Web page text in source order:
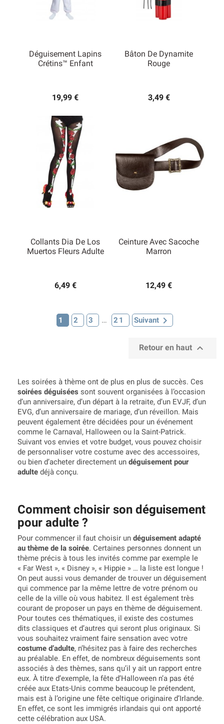
(1 avis)
Déguisement Lapins
Crétins™ Enfant
19,99 €
Bâton De Dynamite
Rouge
3,49 €
Collants Dia De Los
Muertos Fleurs Adulte
6,49 €
Ceinture Avec Sacoche
Marron
12,49 €
1 2 3 … 21 Suivant
Retour en haut 
Les soirées à thème ont de plus en plus de succès. Ces
soirées déguisées sont souvent organisées à l’occasion
d’un anniversaire, d’un départ à la retraite, d’un EVJF, d’un
EVG, d’un anniversaire de mariage, d’un réveillon. Mais
peuvent également être décidées pour un événement
comme le Carnaval, Halloween ou la Saint-Patrick.
Suivant vos envies et votre budget, vous pouvez choisir
de personnaliser votre costume avec des accessoires,
ou bien d’acheter directement un déguisement pour
adulte déjà conçu.
Comment choisir son déguisement
pour adulte ?
Pour commencer il faut choisir un déguisement adapté
au thème de la soirée. Certaines personnes donnent un
thème précis à tous les invités comme par exemple le
« Far West », « Disney », « Hippie » … la liste est longue !
On peut aussi vous demander de trouver un déguisement
qui commence par la même lettre de votre prénom ou
celle de la ville où vous habitez. Il est également très
courant de proposer un pays en thème de déguisement.
Pour toutes ces thématiques, il existe des costumes
dits classiques et d’autres qui seront plus originaux. Si
vous souhaitez vraiment faire sensation avec votre
costume d’adulte, n’hésitez pas à faire des recherches
au préalable. En effet, de nombreux déguisements sont
associés à des thèmes, sans qu’il y ait un rapport entre
eux. À titre d’exemple, la fête d’Halloween n’a pas été
créée aux Etats-Unis comme beaucoup le prétendent,
mais est à l’origine une fête celtique originaire d’Irlande.
En effet, ce sont les immigrés irlandais qui ont apporté
cette célébration aux USA.